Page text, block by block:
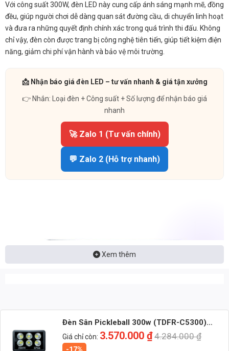
Với công suất 300W, đèn LED này cung cấp ánh sáng mạnh mẽ, đồng
đều, giúp người chơi dễ dàng quan sát đường cầu, di chuyển linh hoạt
và đưa ra những quyết định chính xác trong quá trình thi đấu. Không
chỉ vậy, đèn còn được trang bị công nghệ tiên tiến, giúp tiết kiệm điện
năng, giảm chi phí vận hành và bảo vệ môi trường.
📩 Nhận báo giá đèn LED – tư vấn nhanh & giá tận xưởng
👉 Nhắn: Loại đèn + Công suất + Số lượng để nhận báo giá
nhanh
🚀 Zalo 1 (Tư vấn chính)
💬 Zalo 2 (Hỗ trợ nhanh)
Xem thêm
Đèn Sân Pickleball 300w (TDFR-C5300)
Thành Đạt Led
Giá chỉ còn: 3.570.000₫4.284.000₫